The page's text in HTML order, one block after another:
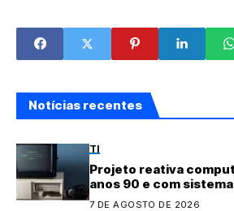
Notícias recentes
TI
Projeto reativa
anos 90 e com
quase perdido
7 DE AGOSTO DE 2026